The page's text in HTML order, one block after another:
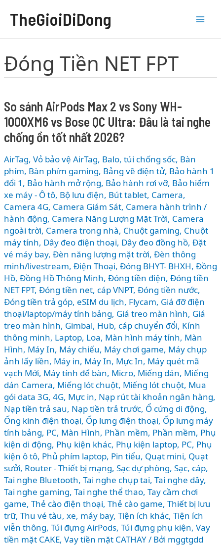
TheGioiDiDong
Đóng Tiền NET FPT
So sánh AirPods Max 2 vs Sony WH-
1000XM6 vs Bose QC Ultra: Đâu là tai nghe
chống ồn tốt nhất 2026?
AirTag, Vỏ bảo vệ AirTag, Balo, túi chống sốc, Bàn
phím, Bàn phím gaming, Bảng vẽ điện tử, Bảo hành 1
đổi 1 , Bảo hành mở rộng, Bảo hành rơi vỡ, Bảo hiểm
xe máy - Ô tô, Bộ lưu điện, Bút tablet, Camera,
Camera 4G, Camera Giám Sát, Camera hành trình /
hành động, Camera Năng Lượng Mặt Trời, Camera
ngoài trời, Camera trong nhà, Chuột gaming, Chuột
máy tính, Dây đeo điện thoại, Dây đeo đồng hồ, Đặt
vé máy bay, Đèn năng lượng mặt trời, Đèn thông
minh/livestream, Điện Thoại, Đóng BHYT- BHXH, Đồng
Hồ, Đồng Hồ Thông Minh, Đóng tiền điện, Đóng tiền
NET FPT, Đóng tiền net, cáp VNPT, Đóng tiền nước,
Đóng tiền trả góp, eSIM du lịch, Flycam, Giá đỡ điện
thoại/laptop/máy tính bảng, Giá treo màn hình, Giá
treo màn hình, Gimbal, Hub, cáp chuyển đổi, Kính
thông minh, Laptop, Loa, Màn hình máy tính, Màn
Hình, Máy In, Máy chiếu, Máy chơi game, Máy chụp
ảnh lấy liền, Máy in, Máy In, Mực In, Máy quét mã
vạch Mới, Máy tính để bàn, Micro, Miếng dán, Miếng
dán Camera, Miếng lót chuột, Miếng lót chuột, Mua
gói data 3G, 4G, Mực in, Nạp rút tài khoản ngân hàng,
Nạp tiền trả sau, Nạp tiền trả trước, Ổ cứng di động,
Ống kinh điện thoại, Ốp lưng điện thoại, Ốp lưng máy
tính bảng, PC, Màn Hình, Phần mềm, Phần mềm, Phụ
kiện di động, Phụ kiện khác, Phụ kiện laptop, PC, Phụ
kiện ô tô, Phủ phím laptop, Pin tiểu, Quạt mini, Quạt
sưởi, Router - Thiết bị mạng, Sạc dự phòng, Sạc, cáp,
Tai nghe Bluetooth, Tai nghe chụp tai, Tai nghe dây,
Tai nghe gaming, Tai nghe thể thao, Tay cầm chơi
game, Thẻ cào điện thoại, Thẻ cào game, Thiết bị lưu
trữ, Thu vé tàu, xe, máy bay, Tiện ích khác, Tiện ích
viễn thông, Túi đựng AirPods, Túi đựng phụ kiện, Vay
tiền mặt CAKE, Vay tiền mặt CATHAY/ Bởi mggtgdd